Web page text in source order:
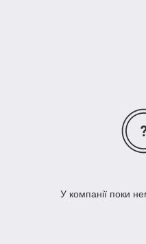
У компанії поки